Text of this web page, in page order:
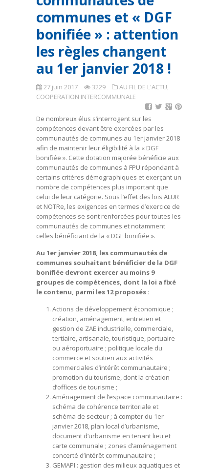
communes et « DGF
bonifiée » : attention
les règles changent
au 1er janvier 2018 !
27 juin 2017 3229 AU FIL DE L'ACTU,
COOPERATION INTERCOMMUNALE
De nombreux élus s’interrogent sur les
compétences devant être exercées par les
communautés de communes au 1er janvier 2018
afin de maintenir leur éligibilité à la « DGF
bonifiée ». Cette dotation majorée bénéficie aux
communautés de communes à FPU répondant à
certains critères démographiques et exerçant un
nombre de compétences plus important que
celui de leur catégorie. Sous l’effet des lois ALUR
et NOTRe, les exigences en termes d’exercice de
compétences se sont renforcées pour toutes les
communautés de communes et notamment
celles bénéficiant de la « DGF bonifiée ».
Au 1er janvier 2018, les communautés de
communes souhaitant bénéficier de la DGF
bonifiée devront exercer au moins 9
groupes de compétences, dont la loi a fixé
le contenu, parmi les 12 proposés :
Actions de développement économique ;
création, aménagement, entretien et
gestion de ZAE industrielle, commerciale,
tertiaire, artisanale, touristique, portuaire
ou aéroportuaire ; politique locale du
commerce et soutien aux activités
commerciales d’intérêt communautaire ;
promotion du tourisme, dont la création
d’offices de tourisme ;
Aménagement de l’espace communautaire :
schéma de cohérence territoriale et
schéma de secteur ; à compter du 1er
janvier 2018, plan local d’urbanisme,
document d’urbanisme en tenant lieu et
carte communale ; zones d’aménagement
concerté d’intérêt communautaire ;
GEMAPI : gestion des milieux aquatiques et